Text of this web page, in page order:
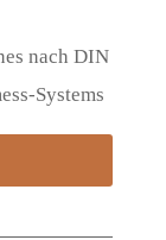
nach DIN
Systems